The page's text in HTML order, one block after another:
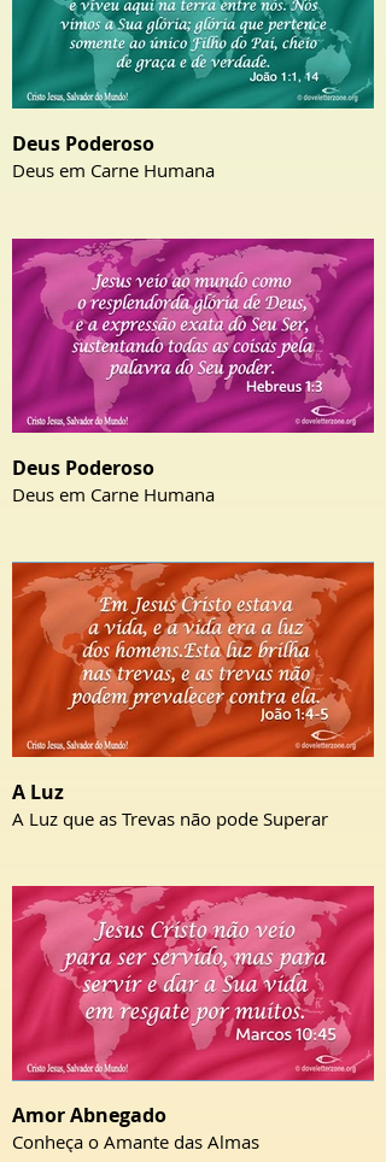
Deus Poderoso
Deus em Carne Humana
Deus Poderoso
Deus em Carne Humana
A Luz
A Luz que as Trevas não pode Superar
Amor Abnegado
Conheça o Amante das Almas